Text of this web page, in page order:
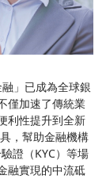
」已成為全球銀
僅加速了傳統業
利性提升到全新
，幫助金融機構
證（KYC）等場
融實現的中流砥